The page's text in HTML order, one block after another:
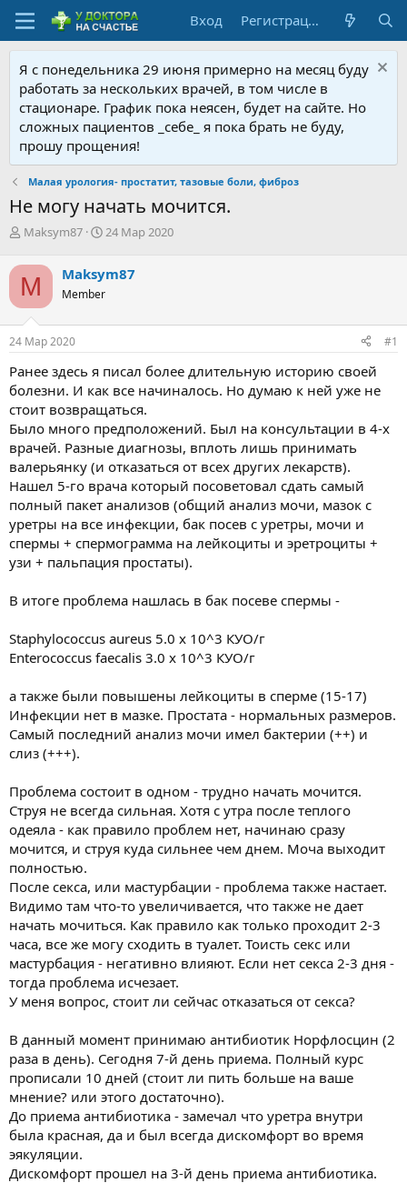
Вход Регистрация
Я с понедельника 29 июня примерно на месяц буду
работать за нескольких врачей, в том числе в
стационаре. График пока неясен, будет на сайте. Но
сложных пациентов _себе_ я пока брать не буду,
прошу прощения!
Малая урология- простатит, тазовые боли, фиброз
Не могу начать мочится.
А
т
о
р
т
е
м
Maksym87
Д
а
н
ч
а
24 Мар 2020
M Maksym87
Member
24 Мар 2020 #1
Ранее здесь я писал более длительную историю своей
болезни. И как все начиналось. Но думаю к ней уже не
стоит возвращаться.
Было много предположений. Был на консультации в 4-х
врачей. Разные диагнозы, вплоть лишь принимать
валерьянку (и отказаться от всех других лекарств).
Нашел 5-го врача который посоветовал сдать самый
полный пакет анализов (общий анализ мочи, мазок с
уретры на все инфекции, бак посев с уретры, мочи и
спермы + спермограмма на лейкоциты и эретроциты +
узи + пальпация простаты).
В итоге проблема нашлась в бак посеве спермы -
Staphylococcus aureus 5.0 x 10^3 КУО/г
Enterococcus faecalis 3.0 x 10^3 КУО/г
а также были повышены лейкоциты в сперме (15-17)
Инфекции нет в мазке. Простата - нормальных размеров.
Самый последний анализ мочи имел бактерии (++) и
слиз (+++).
Проблема состоит в одном - трудно начать мочится.
Струя не всегда сильная. Хотя с утра после теплого
одеяла - как правило проблем нет, начинаю сразу
мочится, и струя куда сильнее чем днем. Моча выходит
полностью.
После секса, или мастурбации - проблема также настает.
Видимо там что-то увеличивается, что также не дает
начать мочиться. Как правило как только проходит 2-3
часа, все же могу сходить в туалет. Тоисть секс или
мастурбация - негативно влияют. Если нет секса 2-3 дня -
тогда проблема исчезает.
У меня вопрос, стоит ли сейчас отказаться от секса?
В данный момент принимаю антибиотик Норфлосцин (2
раза в день). Сегодня 7-й день приема. Полный курс
прописали 10 дней (стоит ли пить больше на ваше
мнение? или этого достаточно).
До приема антибиотика - замечал что уретра внутри
была красная, да и был всегда дискомфорт во время
эякуляции.
Дискомфорт прошел на 3-й день приема антибиотика.